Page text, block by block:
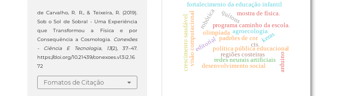
de Carvalho, R. R., & Teixeira, R. (2019).
Sob o Sol de Sobral - Uma Experiência
que Transformou a Física e por
Consequência a Cosmologia. Conexões
- Ciência E Tecnologia, 13(2), 37–47.
https://doi.org/10.21439/conexoes.v13i2.16
72
Fomatos de Citação
editorial
olimpíada
política pública educacional
programa caminho da escola.
padrões de cor
quítons
regiões costeiras
robótica
redes neurais artificiais
visão computacional keras
fortalecimento da educação infantil
desenvolvimento social
crescimento saudável
mostra de física.
cts.
agroecologia
arduino